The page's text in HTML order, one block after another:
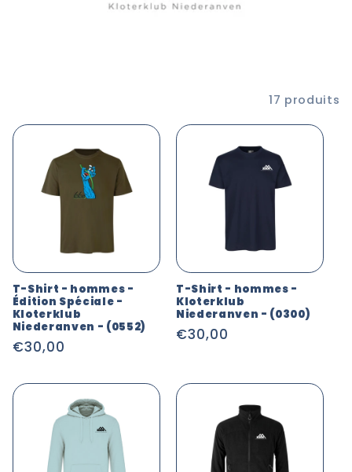
:
17 produits
T-Shirt - hommes -
Édition Spéciale -
Kloterklub
Niederanven - (0552)
Prix
€30,00
T-Shirt - hommes -
Kloterklub
Niederanven - (0300)
Prix
€30,00